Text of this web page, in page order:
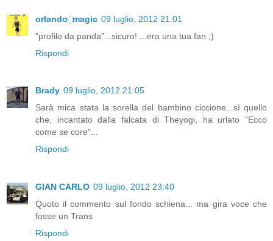
orlando ҉ magic 09 luglio, 2012 21:01
"profilo da panda"...sicuro! ...era una tua fan ;)
Rispondi
Brady 09 luglio, 2012 21:05
Sarà mica stata la sorella del bambino ciccione...sì quello
che, incantato dalla falcata di Theyogi, ha urlato "Ecco
come se core"...
Rispondi
GIAN CARLO 09 luglio, 2012 23:40
Quoto il commento sul fondo schiena... ma gira voce che
fosse un Trans
Rispondi